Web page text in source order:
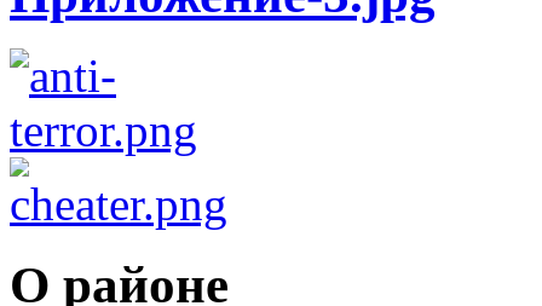
О районе